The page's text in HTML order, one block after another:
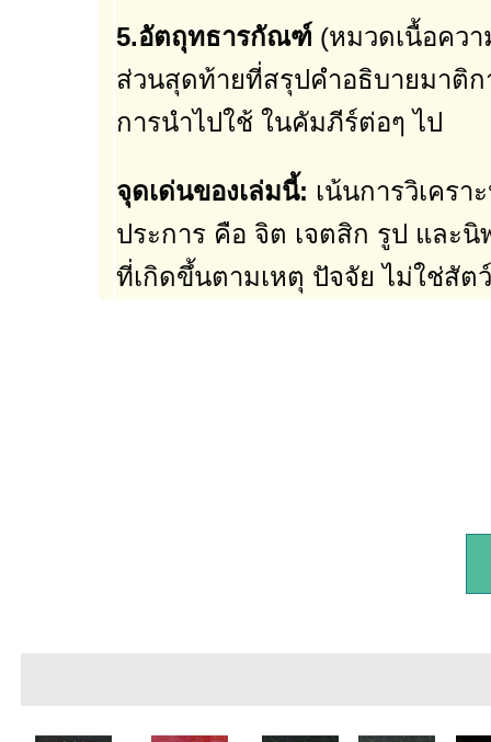
5.อัตถุทธารกัณฑ์ (หมวดเนื้อควา
ส่วนสุดท้ายที่สรุปคำอธิบายมาติก
การนำไปใช้ ในคัมภีร์ต่อๆ ไป
จุดเด่นของเล่มนี้: เน้นการวิเคร
ประการ คือ จิต เจตสิก รูป และนิ
ที่เกิดขึ้นตามเหตุ ปัจจัย ไม่ใช่สัต